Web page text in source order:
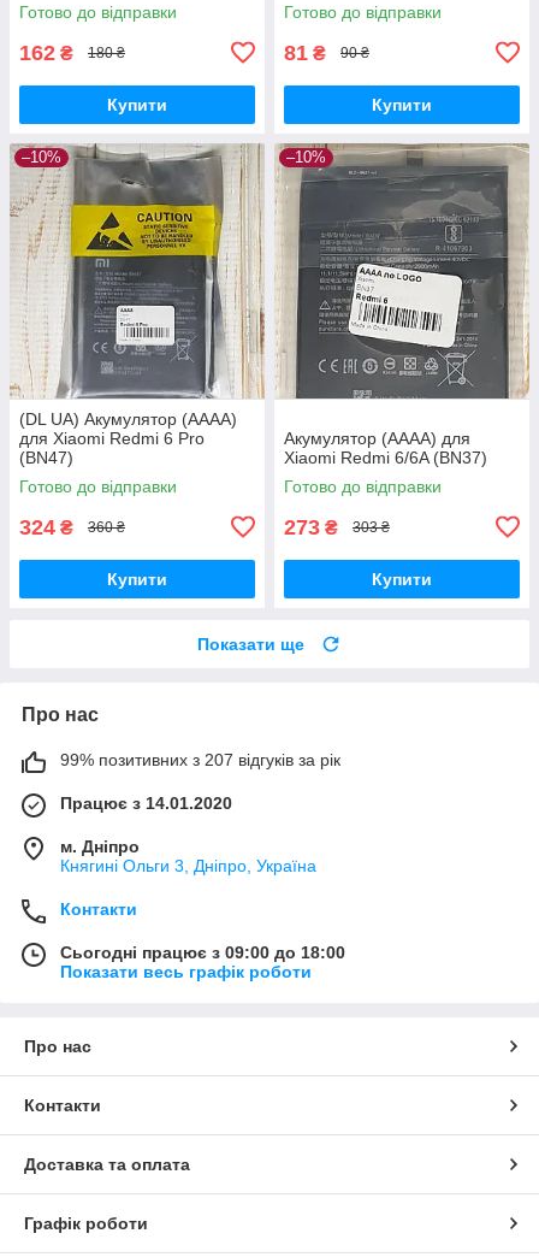
Готово до відправки
162 ₴ 180 ₴
Купити
Готово до відправки
81 ₴ 90 ₴
Купити
–10%
(DL UA) Акумулятор (AAAA)
для Xiaomi Redmi 6 Pro
(BN47)
Готово до відправки
324 ₴ 360 ₴
Купити
–10%
Акумулятор (AAAA) для
Xiaomi Redmi 6/6A (BN37)
Готово до відправки
273 ₴ 303 ₴
Купити
Показати ще
Про нас
99% позитивних з 207 відгуків за рік
Працює з 14.01.2020
м. Дніпро
Княгині Ольги 3, Дніпро, Україна
Контакти
Сьогодні працює з 09:00 до 18:00
Показати весь графік роботи
Про нас
Контакти
Доставка та оплата
Графік роботи